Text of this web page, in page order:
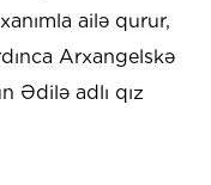
ailə qurur,
Arxangelskə
Ədilə adlı qız